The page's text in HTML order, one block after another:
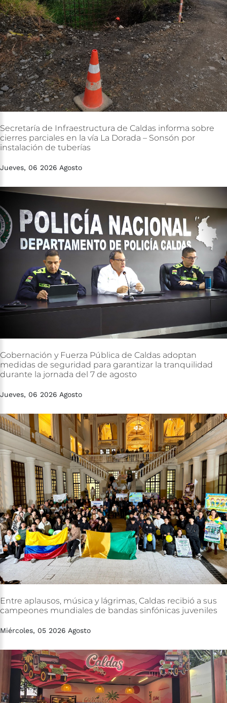
Secretaría de Infraestructura de Caldas informa sobre
cierres parciales en la vía La Dorada – Sonsón por
instalación de tuberías
Jueves, 06 2026 Agosto
Gobernación y Fuerza Pública de Caldas adoptan
medidas de seguridad para garantizar la tranquilidad
durante la jornada del 7 de agosto
Jueves, 06 2026 Agosto
Entre aplausos, música y lágrimas, Caldas recibió a sus
campeones mundiales de bandas sinfónicas juveniles
Miércoles, 05 2026 Agosto